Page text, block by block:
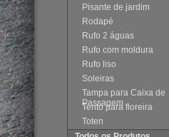
Pisante de jardim
Rodapé
Rufo 2 águas
Rufo com moldura
Rufo liso
Soleiras
Tampa para Caixa de
Passagem
Tento para floreira
Toten